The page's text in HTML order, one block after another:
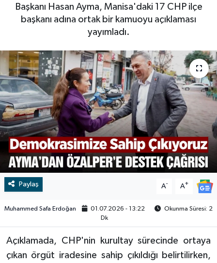
Başkanı Hasan Ayma, Manisa'daki 17 CHP ilçe
başkanı adına ortak bir kamuoyu açıklaması
yayımladı.
Paylaş A- A+
Muhammed Safa Erdoğan 01.07.2026 - 13:22
Okunma Süresi: 2
Dk
Açıklamada, CHP'nin kurultay sürecinde ortaya
çıkan örgüt iradesine sahip çıkıldığı belirtilirken,
RESMİ İLAN
RESMİ İLAN
Tarih
Çevre
Dünya
İletişim
Künye
SPOR
Video